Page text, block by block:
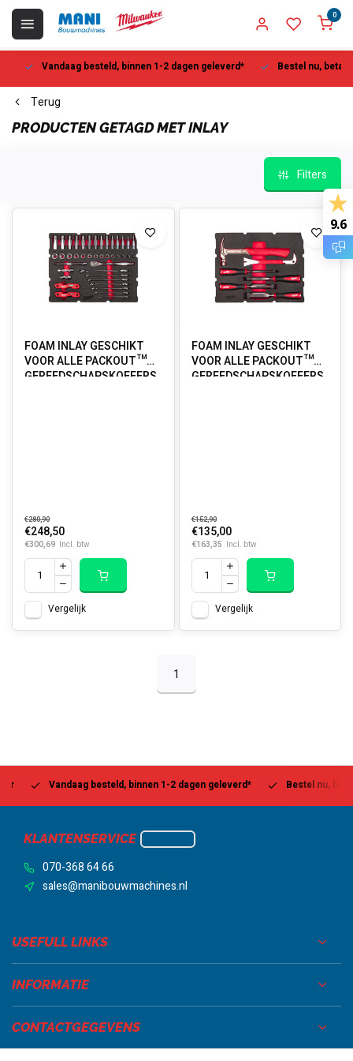
0
Vandaag besteld, binnen 1-2 dagen geleverd* Bestel nu, betaal
Terug
PRODUCTEN GETAGD MET INLAY
Filters
FOAM INLAY GESCHIKT
VOOR ALLE PACKOUT™
GEREEDSCHAPSKOFFERS
€280,90
€248,50
€300,69 Incl. btw
Vergelijk
FOAM INLAY GESCHIKT
VOOR ALLE PACKOUT™
GEREEDSCHAPSKOFFERS
€152,90
€135,00
€163,35 Incl. btw
Vergelijk
1
Vandaag besteld, binnen 1-2 dagen geleverd* Bestel nu, betaal
KLANTENSERVICE
070-368 64 66
sales@manibouwmachines.nl
USEFULL LINKS
INFORMATIE
CONTACTGEGEVENS
9.6